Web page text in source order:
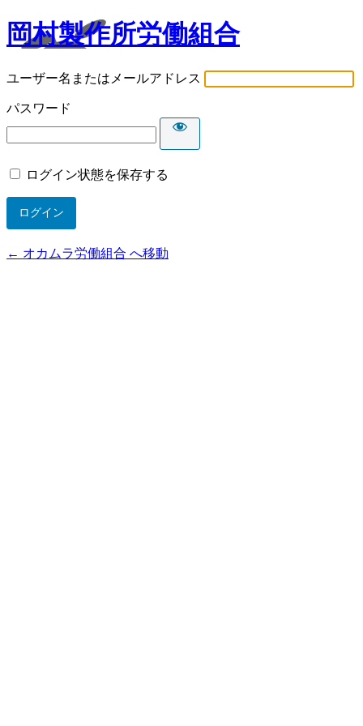
岡村製作所労働組合
ユーザー名またはメールアドレス
パスワード
ログイン状態を保存する
← オカムラ労働組合 へ移動